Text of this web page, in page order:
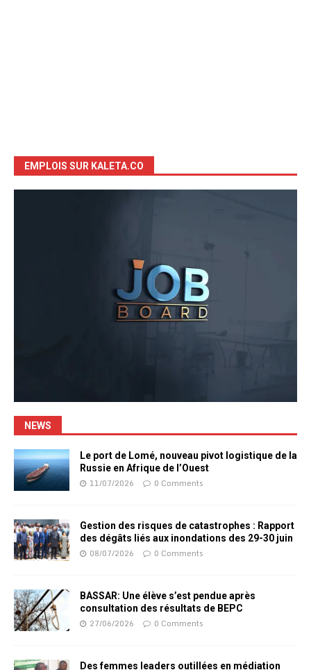
EMPLOIS SUR KALETA.CO
NEWS
Le port de Lomé, nouveau pivot logistique de la
Russie en Afrique de l’Ouest
11/07/2026 0 Comments
Gestion des risques de catastrophes : Rapport
des dégâts liés aux inondations des 29-30 juin
08/07/2026 0 Comments
BASSAR: Une élève s’est pendue après
consultation des résultats de BEPC
27/06/2026 0 Comments
Des femmes leaders outillées en médiation